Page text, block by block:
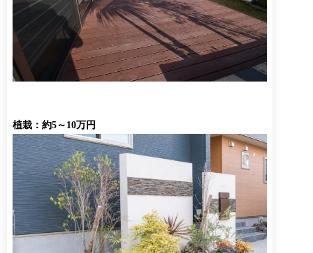
植栽：約5～10万円